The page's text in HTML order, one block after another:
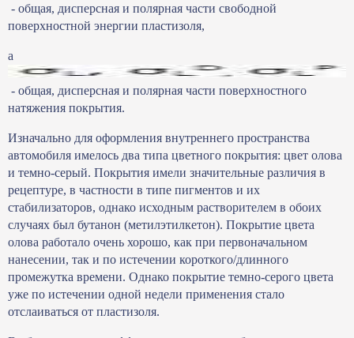
- общая, дисперсная и полярная части свободной
поверхностной энергии пластизоля,
а
- общая, дисперсная и полярная части поверхностного
натяжения покрытия.
Изначально для оформления внутреннего пространства
автомобиля имелось два типа цветного покрытия: цвет олова
и темно-серый. Покрытия имели значительные различия в
рецептуре, в частности в типе пигментов и их
стабилизаторов, однако исходным растворителем в обоих
случаях был бутанон (метилэтилкетон). Покрытие цвета
олова работало очень хорошо, как при первоначальном
нанесении, так и по истечении короткого/длинного
промежутка времени. Однако покрытие темно-серого цвета
уже по истечении одной недели применения стало
отслаиваться от пластизоля.